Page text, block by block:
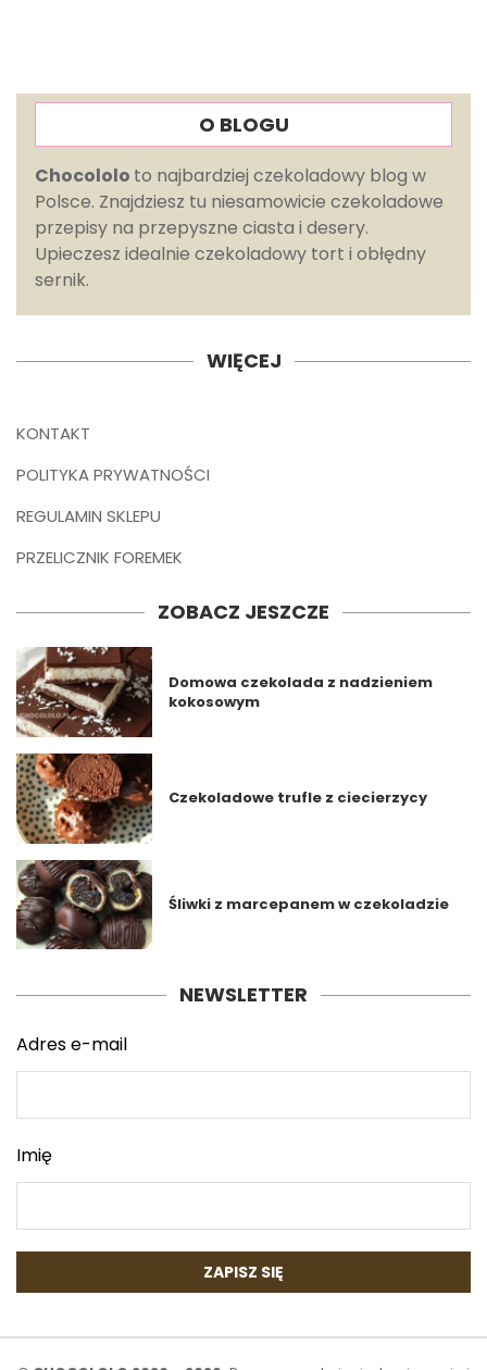
O BLOGU
Chocololo to najbardziej czekoladowy blog w
Polsce. Znajdziesz tu niesamowicie czekoladowe
przepisy na przepyszne ciasta i desery.
Upieczesz idealnie czekoladowy tort i obłędny
sernik.
WIĘCEJ
KONTAKT
POLITYKA PRYWATNOŚCI
REGULAMIN SKLEPU
PRZELICZNIK FOREMEK
ZOBACZ JESZCZE
Domowa czekolada z nadzieniem
kokosowym
Czekoladowe trufle z ciecierzycy
Śliwki z marcepanem w czekoladzie
NEWSLETTER
Adres e-mail
Imię